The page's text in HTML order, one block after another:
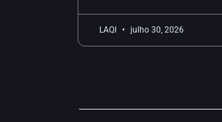
LAQI julho 30, 2026